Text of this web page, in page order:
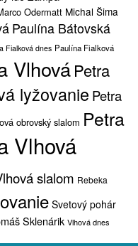
Odermatt Michal Šima
Paulína Bátovská
Fialková dnes Paulína Fialková
VlhováPetra
lyžovanie Petra
obrovský slalom Petra
Vlhová
slalom Rebeka
Svetový pohár
Sklenárik Vlhová dnes